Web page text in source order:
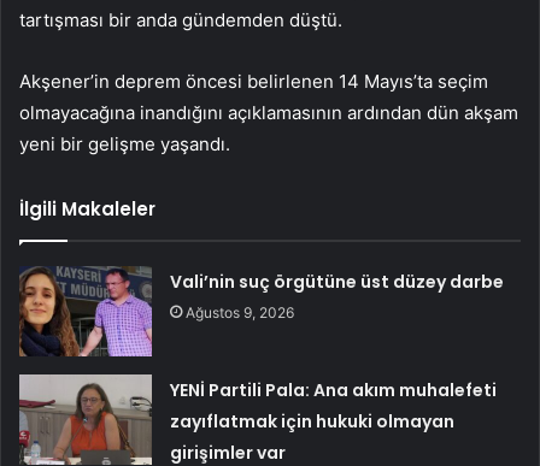
tartışması bir anda gündemden düştü.
Akşener’in deprem öncesi belirlenen 14 Mayıs’ta seçim
olmayacağına inandığını açıklamasının ardından dün akşam
yeni bir gelişme yaşandı.
İlgili Makaleler
Vali’nin suç örgütüne üst düzey darbe
Ağustos 9, 2026
YENİ Partili Pala: Ana akım muhalefeti
zayıflatmak için hukuki olmayan
girişimler var